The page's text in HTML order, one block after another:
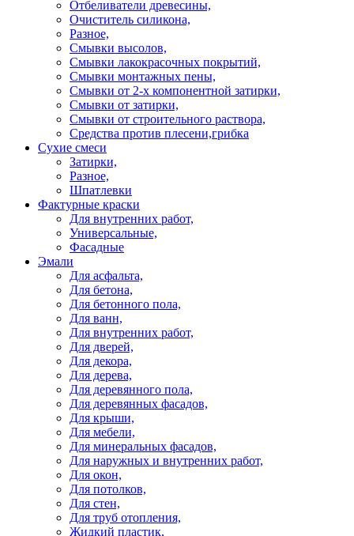
Отбеливатели древесины,
Очиститель силикона,
Разное,
Смывки высолов,
Смывки лакокрасочных покрытий,
Смывки монтажных пены,
Смывки от 2-х компонентной затирки,
Смывки от затирки,
Смывки от строительного раствора,
Средства против плесени,грибка
Сухие смеси
Затирки,
Разное,
Шпатлевки
Фактурные краски
Для внутренних работ,
Универсальные,
Фасадные
Эмали
Для асфальта,
Для бетона,
Для бетонного пола,
Для ванн,
Для внутренних работ,
Для дверей,
Для декора,
Для дерева,
Для деревянного пола,
Для деревянных фасадов,
Для крыши,
Для мебели,
Для минеральных фасадов,
Для наружных и внутренних работ,
Для окон,
Для потолков,
Для стен,
Для труб отопления,
Жидкий пластик,